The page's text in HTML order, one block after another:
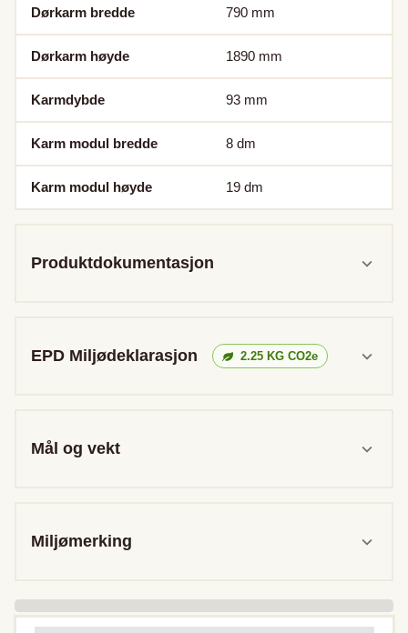
Dørkarm bredde 790 mm
Dørkarm høyde 1890 mm
Karmdybde 93 mm
Karm modul bredde 8 dm
Karm modul høyde 19 dm
Produktdokumentasjon
EPD Miljødeklarasjon 2.25 KG CO2e
Mål og vekt
Miljømerking